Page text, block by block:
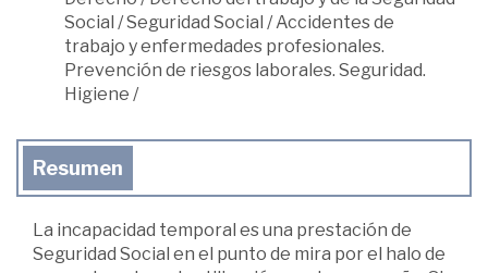
Social /Seguridad Social /Accidentes de
trabajo y enfermedades profesionales.
Prevención de riesgos laborales. Seguridad.
Higiene /
Resumen
La incapacidad temporal es una prestación de
Seguridad Social en el punto de mira por el halo de